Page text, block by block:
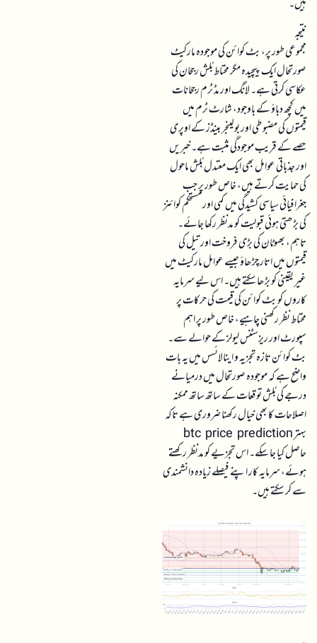
نتیجہ
مجموعی طور پر، بٹ کوائن کی موجودہ مارکیٹ
صورتحال ایک پیچیدہ مگر محتاط بُلش رجحان کی
عکاسی کرتی ہے۔ لانگ اور مڈ ٹرم رجحانات
میں کچھ دباؤ کے باوجود، شارٹ ٹرم میں
قیمتوں کی مضبوطی اور بولینجر بینڈز کے اوپری
حصے کے قریب موجودگی مثبت ہے۔ خبریں
اور جذباتی عوامل بھی ایک معتدل بُلش ماحول
کی حمایت کرتے ہیں، خاص طور پر جب
جغرافیائی سیاسی کشیدگی میں کمی اور مستحکم کوائنز
کی بڑھتی ہوئی قبولیت کو مدنظر رکھا جائے۔
تاہم، بھوٹان کی بڑی فروخت اور تیل کی
قیمتوں میں اتار چڑھاؤ جیسے عوامل مارکیٹ میں
غیر یقینی کو بڑھا سکتے ہیں۔ اس لیے سرمایہ
کاروں کو بٹ کوائن کی قیمت کی حرکات پر
محتاط نظر رکھنی چاہیے، خاص طور پر اہم
سپورٹ اور ریزسٹنس لیولز کے حوالے سے۔
بٹ کوائن تازہ تجزیہ و اینالائسس میں یہ بات
واضح ہے کہ موجودہ صورتحال میں درمیانے
درجے کی بُلش توقعات کے ساتھ ساتھ ممکنہ
اصلاحات کا بھی خیال رکھنا ضروری ہے تاکہ
بہتر btc price prediction
حاصل کیا جا سکے۔ اس تجزیے کو مدنظر رکھتے
ہوئے، سرمایہ کار اپنے فیصلے زیادہ دانشمندی
سے کر سکتے ہیں۔